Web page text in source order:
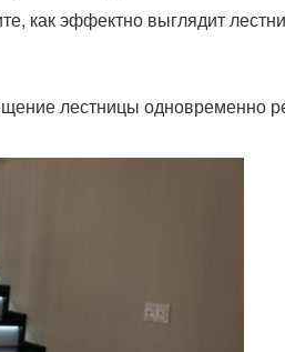
как эффектно выглядит
лестницы одновременно